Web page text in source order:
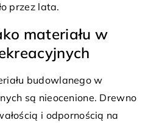
przez lata.
materiału w
budowlanego w
są nieocenione. Drewno
i odpornością na